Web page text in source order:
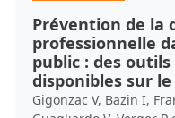
Prévention de la
professionnelle
public : des
disponibles sur le
Gigonzac V, Bazin I,